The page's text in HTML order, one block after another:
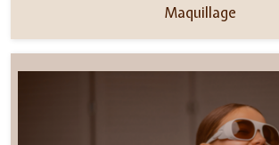
Maquillage